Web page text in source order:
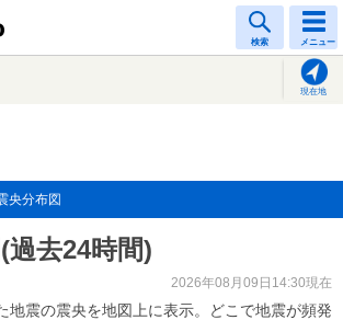
検索 メニュー
現在地
央分布図
過去24時間)
2026年08月09日14:30現在
地震の震央を地図上に表示。どこで地震が頻発